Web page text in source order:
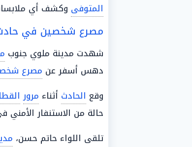
المتوفى وكشف أي
مصرع شخصين في حادث
شهدت مدينة ملوي جنوب
دهس أسفر عن مصرع
وقع الحادث أثناء مرور
حالة من الاستنفار الأمني
تلقى اللواء حاتم حسن،